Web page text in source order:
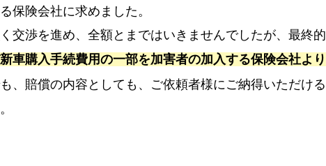
保険会社に求めました。
交渉を進め、全額とまではいきませんでしたが、最終的
車購入手続費用の一部を加害者の加入する保険会社より
、賠償の内容としても、ご依頼者様にご納得いただける